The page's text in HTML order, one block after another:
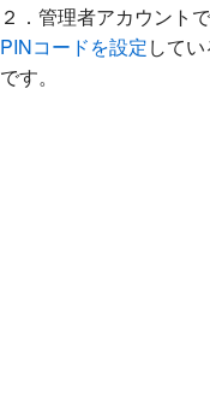
２．管理者アカウント
PINコードを設定して
です。